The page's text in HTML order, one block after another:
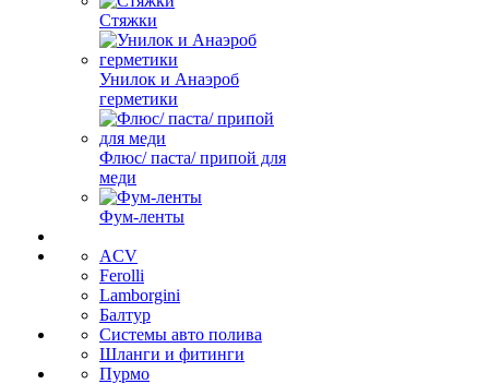
Стяжки
Унилок и Анаэроб
герметики
Флюс/ паста/ припой для
меди
Фум-ленты
ACV
Ferolli
Lamborgini
Балтур
Системы авто полива
Шланги и фитинги
Пурмо